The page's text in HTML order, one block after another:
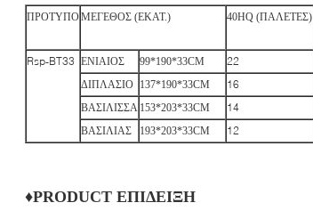
ΠΡΟΤΥΠΟΜΕΓΕΘΟΣ (ΕΚΑΤ.) 40HQ (ΠΑΛΕΤΕΣ)
Rsp-BT33 ΕΝΙΑΙΟΣ 99*190*33CM 22
ΔΙΠΛΑΣΙΟ 137*190*33CM 16
ΒΑΣΙΛΙΣΣΑ 153*203*33CM 14
ΒΑΣΙΛΙΑΣ 193*203*33CM 12
♦PRODUCT ΕΠΙΔΕΙΞΗ